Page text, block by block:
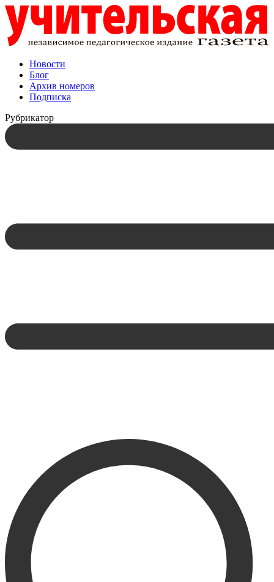
Новости
Блог
Архив номеров
Подписка
Рубрикатор